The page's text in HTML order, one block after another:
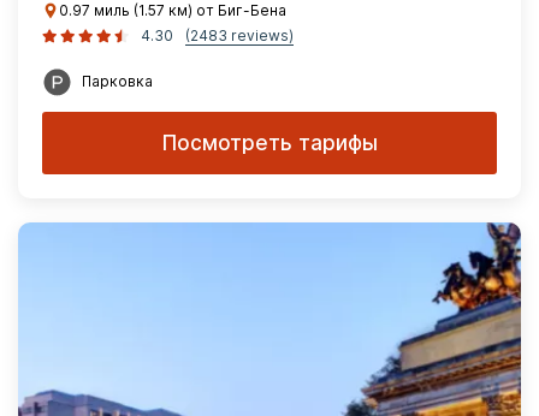
0.97 миль (1.57 км) от Биг-Бена
4.30
(2483 reviews)
Парковка
Посмотреть тарифы